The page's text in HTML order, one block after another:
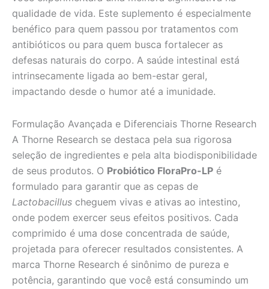
qualidade de vida. Este suplemento é especialmente
benéfico para quem passou por tratamentos com
antibióticos ou para quem busca fortalecer as
defesas naturais do corpo. A saúde intestinal está
intrinsecamente ligada ao bem-estar geral,
impactando desde o humor até a imunidade.
Formulação Avançada e Diferenciais Thorne Research
A Thorne Research se destaca pela sua rigorosa
seleção de ingredientes e pela alta biodisponibilidade
de seus produtos. O Probiótico FloraPro-LP é
formulado para garantir que as cepas de
Lactobacillus cheguem vivas e ativas ao intestino,
onde podem exercer seus efeitos positivos. Cada
comprimido é uma dose concentrada de saúde,
projetada para oferecer resultados consistentes. A
marca Thorne Research é sinônimo de pureza e
potência, garantindo que você está consumindo um